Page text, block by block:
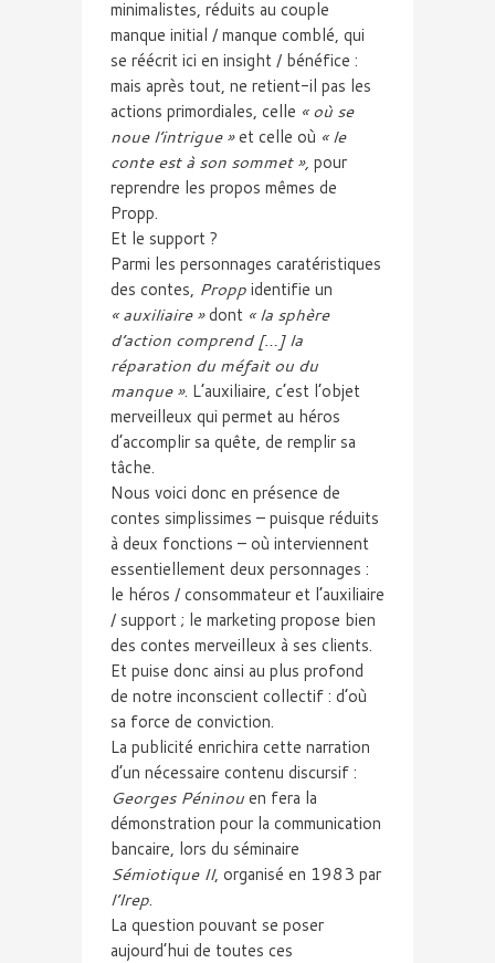
minimalistes, réduits au couple
manque initial / manque comblé, qui
se réécrit ici en insight / bénéfice :
mais après tout, ne retient-il pas les
actions primordiales, celle « où se
noue l’intrigue »et celle où « le
conte est à son sommet », pour
reprendre les propos mêmes de
Propp.
Et le support ?
Parmi les personnages caratéristiques
des contes, Proppidentifie un
« auxiliaire »dont « la sphère
d’action comprend […] la
réparation du méfait ou du
manque ». L’auxiliaire, c’est l’objet
merveilleux qui permet au héros
d’accomplir sa quête, de remplir sa
tâche.
Nous voici donc en présence de
contes simplissimes – puisque réduits
à deux fonctions – où interviennent
essentiellement deux personnages :
le héros / consommateur et l’auxiliaire
/ support ; le marketing propose bien
des contes merveilleux à ses clients.
Et puise donc ainsi au plus profond
de notre inconscient collectif : d’où
sa force de conviction.
La publicité enrichira cette narration
d’un nécessaire contenu discursif :
Georges Péninouen fera la
démonstration pour la communication
bancaire, lors du séminaire
Sémiotique II, organisé en 1983 par
l’Irep.
La question pouvant se poser
aujourd’hui de toutes ces